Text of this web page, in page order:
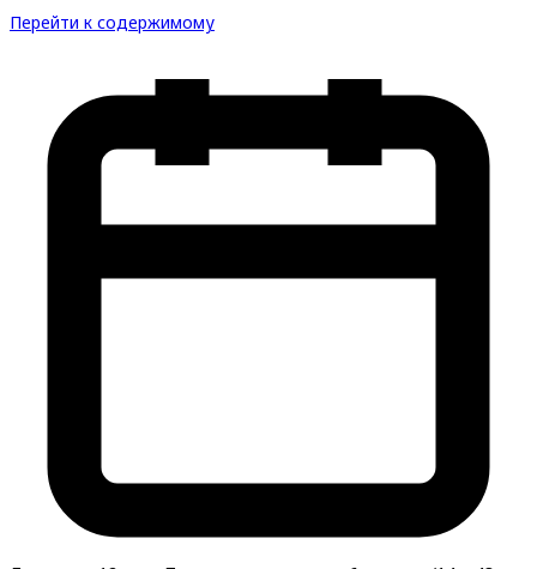
Перейти к содержимому